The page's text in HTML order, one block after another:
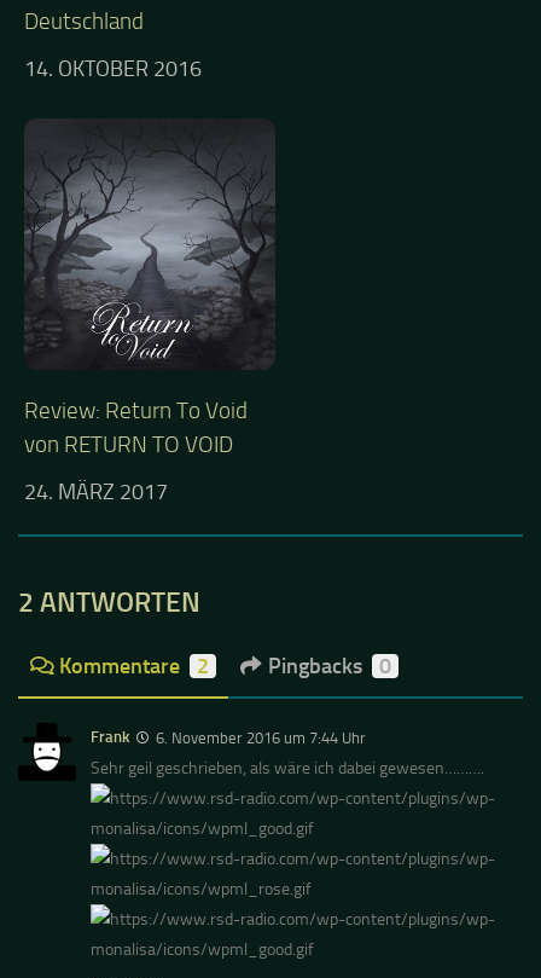
Deutschland
14. OKTOBER 2016
Review: Return To Void
von RETURN TO VOID
24. MÄRZ 2017
2 ANTWORTEN
Kommentare 2 Pingbacks 0
Frank 6. November 2016 um 7:44 Uhr
Sehr geil geschrieben, als wäre ich dabei gewesen……….